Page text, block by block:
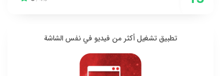
تطبيق تشغيل أكثر من فيديو في نفس الشاشة